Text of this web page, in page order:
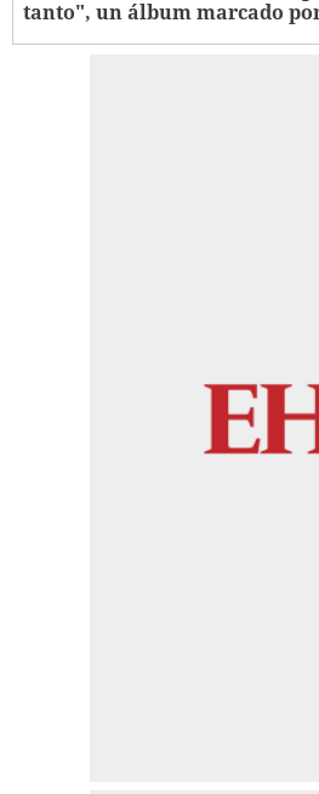
tanto", un álbum marcado